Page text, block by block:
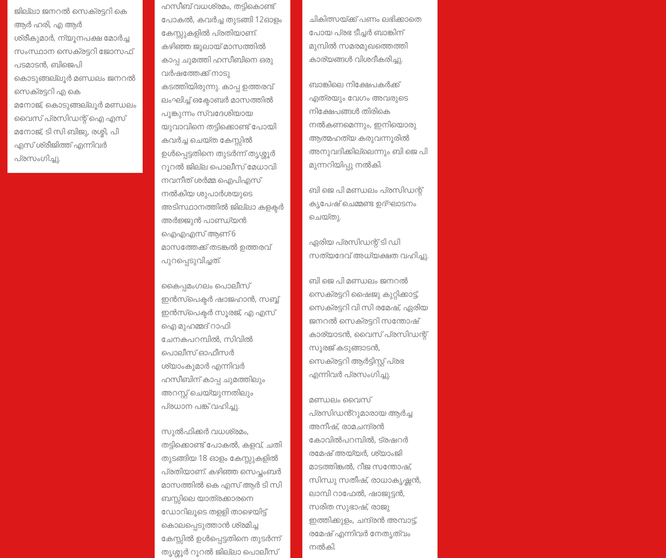
ജില്ലാ ജനറൽ സെക്രട്ടറി കെ
ആർ ഹരി, എ ആർ
ശ്രീകുമാർ, ന്യൂനപക്ഷ മോർച്ച
സംസ്ഥാന സെക്രട്ടറി ജോസഫ്
പടമാടൻ, ബിജെപി
കൊടുങ്ങല്ലൂർ മണ്ഡലം ജനറൽ
സെക്രട്ടറി എ കെ
മനോജ്, കൊടുങ്ങല്ലൂർ മണ്ഡലം
വൈസ് പ്രസിഡന്റ് ഐ എസ്
മനോജ്, ടി സി ബിജു, രശ്മി, പി
എസ് ശ്രീജിത്ത് എന്നിവർ
പ്രസംഗിച്ചു.
ഹസീബ് വധശ്രമം, തട്ടികൊണ്ട്
പോകല്‍, കവര്‍ച്ച തുടങ്ങി 12ഓളം
കേസ്സുകളില്‍ പ്രതിയാണ്.
കഴിഞ്ഞ ജൂലായ് മാസത്തില്‍
കാപ്പ ചുമത്തി ഹസീബിനെ ഒരു
വര്‍ഷത്തേക്ക് നാടു
കടത്തിയിരുന്നു. കാപ്പ ഉത്തരവ്
ലംഘിച്ച് ഒക്ടോബര്‍ മാസത്തില്‍
പൂങ്കുന്നം സ്വദേശിയായ
യുവാവിനെ തട്ടിക്കൊണ്ട് പോയി
കവര്‍ച്ച ചെയ്ത കേസ്സില്‍
ഉള്‍പ്പെട്ടതിനെ തുടര്‍ന്ന് തൃശ്ശൂര്‍
റൂറല്‍ ജില്ല പൊലീസ് മേധാവി
നവനീത് ശര്‍മ്മ ഐപിഎസ്
നൽകിയ ശുപാര്‍ശയുടെ
അടിസ്ഥാനത്തില്‍ ജില്ലാ കളക്ടര്‍
അര്‍ജ്ജുന്‍ പാണ്ഡ്യന്‍
ഐഎഎസ് ആണ് 6
മാസത്തേക്ക് തടങ്കല്‍ ഉത്തരവ്
പുറപ്പെടുവിച്ചത്.
കൈപ്പമംഗലം പൊലീസ്
ഇന്‍സ്പെക്ടര്‍ ഷാജഹാന്‍, സബ്ബ്
ഇന്‍സ്പെക്ടര്‍ സൂരജ്, എ എസ്
ഐ മുഹമ്മദ് റാഫി
ചേനകപറമ്പില്‍, സിവില്‍
പൊലീസ് ഓഫീസര്‍
ശ്യാംകുമാര്‍ എന്നിവര്‍
ഹസീബിന് കാപ്പ ചുമത്തിലും
അറസ്റ്റ് ചെയ്യുന്നതിലും
പ്രധാന പങ്ക് വഹിച്ചു.
സുല്‍ഫിക്കര്‍ വധശ്രമം,
തട്ടിക്കൊണ്ട് പോകല്‍, കളവ്, ചതി
തുടങ്ങിയ 18 ഓളം കേസ്സുകളില്‍
പ്രതിയാണ്. കഴിഞ്ഞ സെപ്തംബർ
മാസത്തില്‍ കെ എസ് ആർ ടി സി
ബസ്സിലെ യാത്രക്കാരനെ
ഡോറിലൂടെ തളളി താഴെയിട്ട്
കൊലപ്പെടുത്താന്‍ ശ്രമിച്ച
കേസ്സില്‍ ഉള്‍പ്പെട്ടതിനെ തുടര്‍ന്ന്
തൃശ്ശൂര്‍ റൂറല്‍ ജില്ലാ പൊലീസ്
ചികിത്സയ്ക്ക് പണം ലഭിക്കാതെ
പോയ പ്രഭ ടീച്ചർ ബാങ്കിന്
മുമ്പിൽ സമരമുഖത്തെത്തി
കാര്യങ്ങൾ വിശദീകരിച്ചു.
ബാങ്കിലെ നിക്ഷേപകർക്ക്
എത്രയും വേഗം അവരുടെ
നിക്ഷേപങ്ങൾ തിരികെ
നൽകണമെന്നും, ഇനിയൊരു
ആത്മഹത്യ കരുവന്നൂരിൽ
അനുവദിക്കില്ലെന്നും ബി ജെ പി
മുന്നറിയിപ്പു നൽകി.
ബി ജെ പി മണ്ഡലം പ്രസിഡന്റ്
കൃപേഷ് ചെമ്മണ്ട ഉദ്ഘാടനം
ചെയ്തു.
ഏരിയ പ്രസിഡന്റ് ടി ഡി
സത്യദേവ് അധ്യക്ഷത വഹിച്ചു.
ബി ജെ പി മണ്ഡലം ജനറൽ
സെക്രട്ടറി ഷൈജു കുറ്റിക്കാട്ട്,
സെക്രട്ടറി വി സി രമേഷ്, ഏരിയ
ജനറൽ സെക്രട്ടറി സന്തോഷ്
കാര്യാടൻ, വൈസ് പ്രസിഡന്റ്
സൂരജ് കടുങ്ങാടൻ,
സെക്രട്ടറി ആർട്ടിസ്റ്റ് പ്രഭ
എന്നിവർ പ്രസംഗിച്ചു.
മണ്ഡലം വൈസ്
പ്രസിഡൻ്റുമാരായ ആർച്ച
അനീഷ്, രാമചന്ദ്രൻ
കോവിൽപറമ്പിൽ, ട്രഷറർ
രമേഷ് അയ്യർ, ശ്യാംജി
മാടത്തിങ്കൽ, റീജ സന്തോഷ്,
സിന്ധു സതീഷ്, രാധാകൃഷ്ണൻ,
ലാമ്പി റാഫേൽ, ഷാജുട്ടൻ,
സരിത സുഭാഷ്, രാജു
ഇത്തിക്കുളം, ചന്ദ്രൻ അമ്പാട്ട്,
രമേഷ് എന്നിവർ നേതൃത്വം
നൽകി.